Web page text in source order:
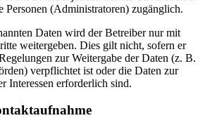
Personen (Administratoren) zugänglich.
Daten wird der Betreiber nur mit
weitergeben. Dies gilt nicht, sofern er
zur Weitergabe der Daten (z. B.
verpflichtet ist oder die Daten zur
Interessen erforderlich sind.